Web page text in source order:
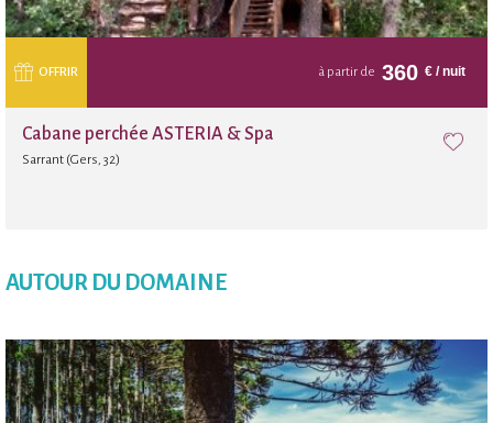
OFFRIR à partir de 360 € / nuit
Cabane perchée ASTERIA & Spa
Sarrant (Gers, 32)
AUTOUR DU DOMAINE